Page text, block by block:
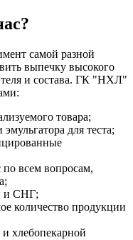
самой разной
выпечку высокого
и состава. ГК "НХЛ"
товара;
для теста;
по всем вопросам,
и СНГ;
количество продукции
хлебопекарной